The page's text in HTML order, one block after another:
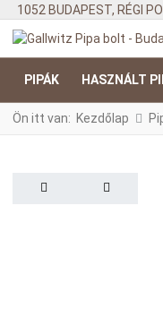
1052 BUDAPEST, RÉGI
PIPÁK HASZNÁLT
Ön itt van: Kezdőlap